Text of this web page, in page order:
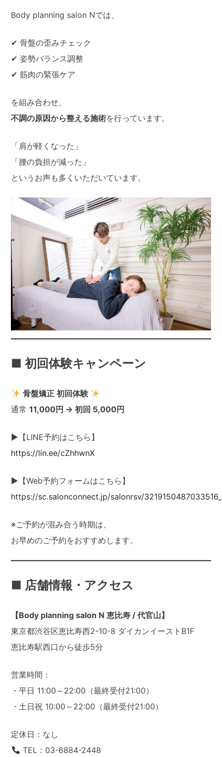
Body planning salon Nでは、
✔ 骨盤の歪みチェック
✔ 姿勢バランス調整
✔ 筋肉の緊張ケア
を組み合わせ、
不調の原因から整える施術を行っています。
「肩が軽くなった」
「腰の負担が減った」
というお声も多くいただいています。
■ 初回体験キャンペーン
骨盤矯正 初回体験
通常11,000円 → 初回 5,000円
▶【LINE予約はこちら】
https://lin.ee/cZhhwnX
▶【Web予約フォームはこちら】
https://sc.salonconnect.jp/salonrsv/
※ご予約が混み合う時期は、
お早めのご予約をおすすめします。
■ 店舗情報・アクセス
【Body planning salon N 恵比寿 / 代官山】
東京都渋谷区恵比寿西2-10-8 ダイカンイーストB1F
恵比寿駅西口から徒歩5分
営業時間：
・平日 11:00～22:00（最終受付21:00）
・土日祝 10:00～22:00（最終受付21:00）
定休日：なし
TEL：03-6884-2448